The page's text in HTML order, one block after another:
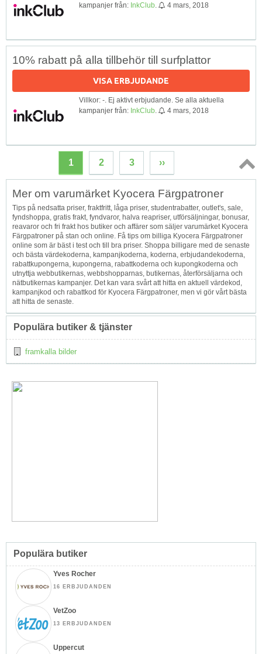
kampanjer från: InkClub 4 mars, 2018
10% rabatt på alla tillbehör till surfplattor
VISA ERBJUDANDE
Villkor: -. Ej aktivt erbjudande. Se alla aktuella
kampanjer från: InkClub 4 mars, 2018
1 2 3 ››
Topp
Mer om varumärket Kyocera Färgpatroner
Tips på nedsatta priser, fraktfritt, låga priser, studentrabatter, outlet's, sale,
fyndshoppa, gratis frakt, fyndvaror, halva reapriser, utförsäljningar, bonusar,
reavaror och fri frakt hos butiker och affärer som säljer varumärket Kyocera
Färgpatroner på stan och online. Få tips om billiga Kyocera Färgpatroner
online som är bäst i test och till bra priser. Shoppa billigare med de senaste
och bästa värdekoderna, kampanjkoderna, koderna, erbjudandekoderna,
rabattkupongerna, kupongerna, rabattkoderna och kupongkoderna och
utnyttja webbutikernas, webbshopparnas, butikernas, återförsäljarna och
nätbutikernas kampanjer. Det kan vara svårt att hitta en aktuell värdekod,
kampanjkod och rabattkod för Kyocera Färgpatroner, men vi gör vårt bästa
att hitta de senaste.
Populära butiker & tjänster
framkalla bilder
Populära butiker
Yves Rocher
16 ERBJUDANDEN
VetZoo
13 ERBJUDANDEN
Uppercut